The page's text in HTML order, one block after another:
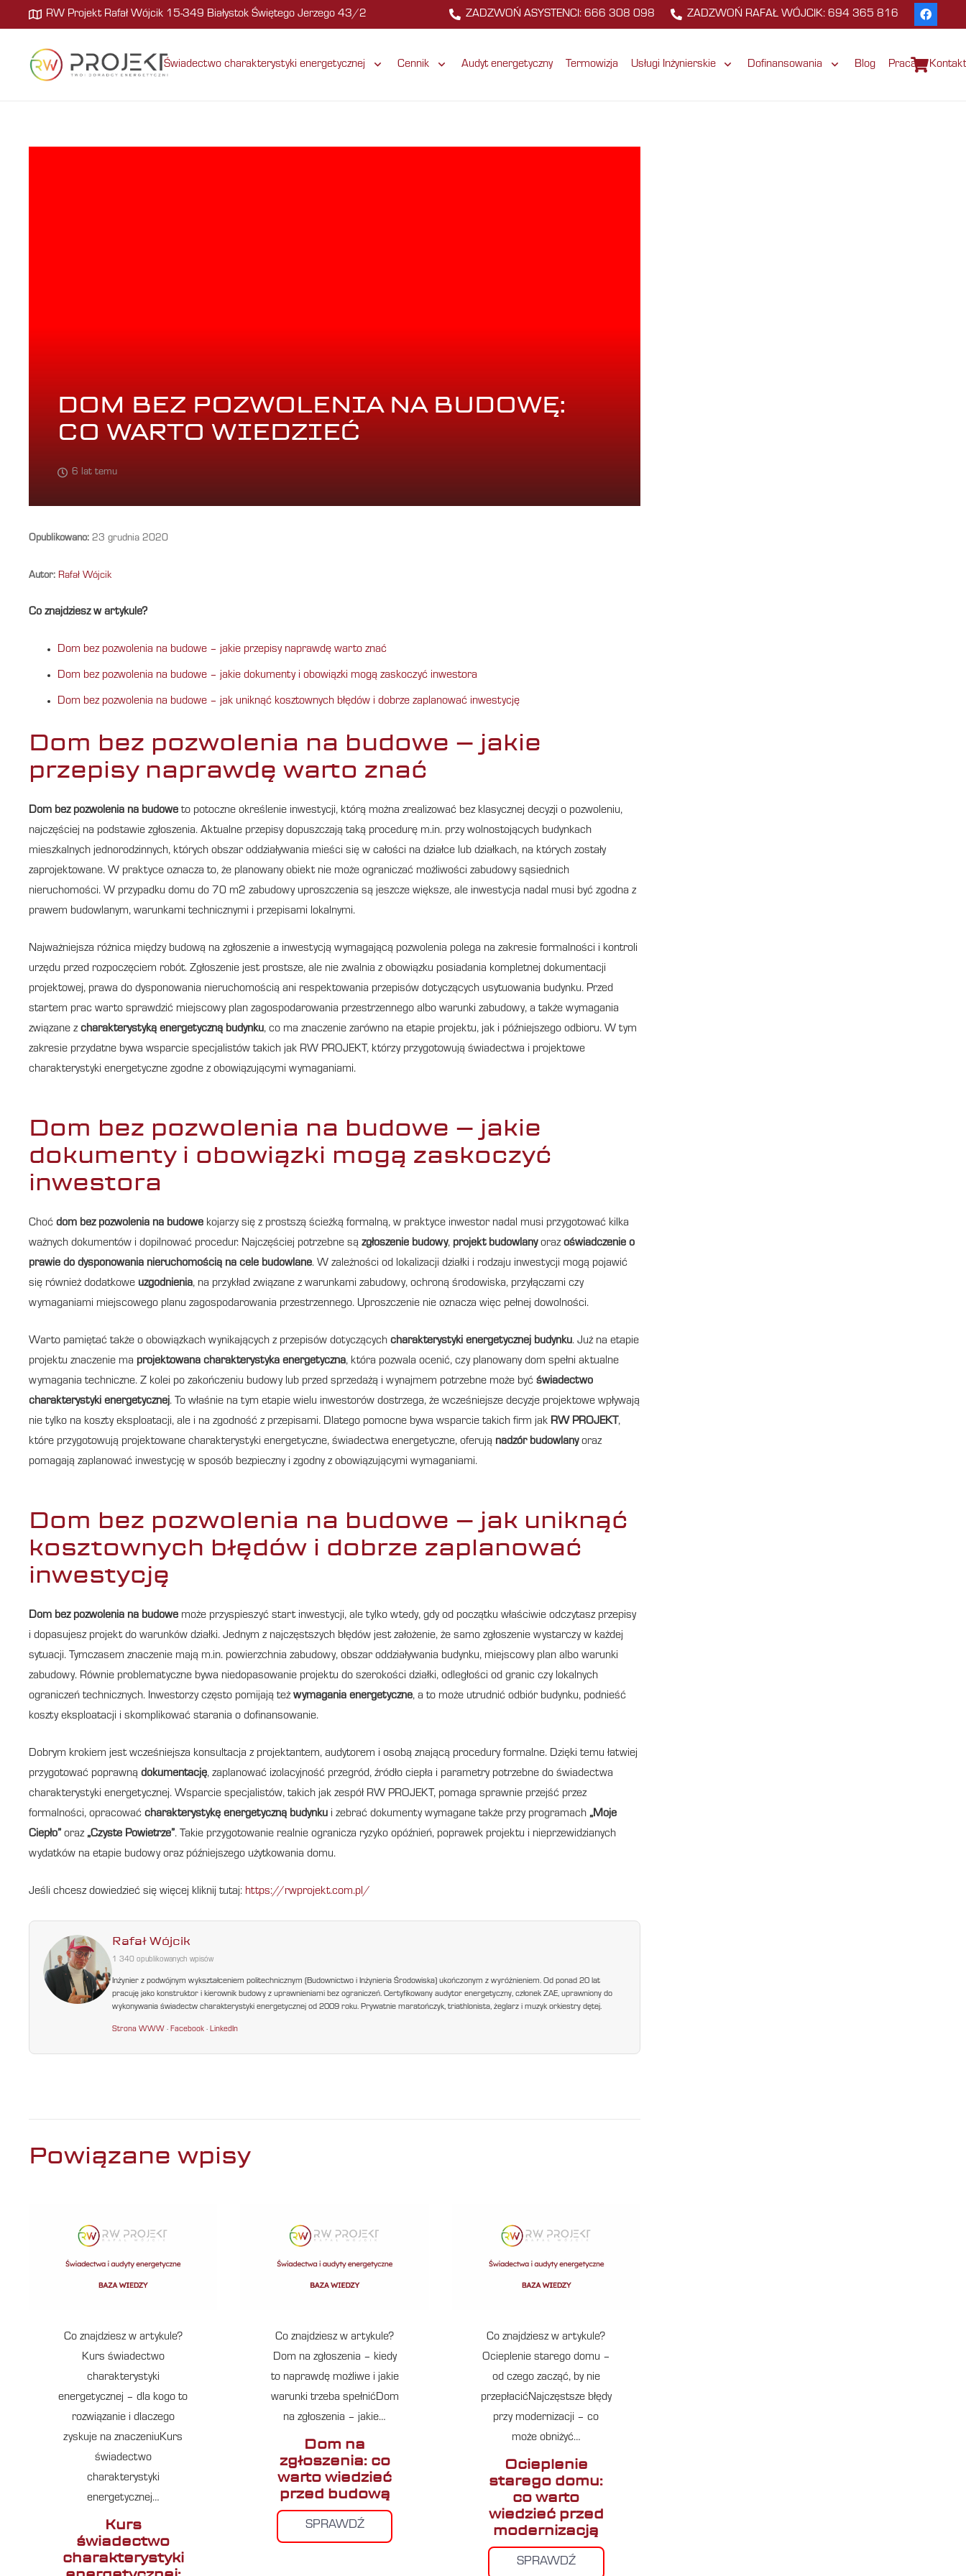
RW Projekt Rafał Wójcik 15-349 Białystok Świętego Jerzego 43/2 ZADZWOŃ ASYSTENCI: 666 308 098 ZADZWOŃ RAFAŁ WÓJCIK: 694 365 816
Świadectwo charakterystyki energetycznej Cennik Audyt energetyczny Termowizja Usługi Inżynierskie Dofinansowania Blog Praca Kontakt
DOM BEZ POZWOLENIA NA BUDOWĘ:
CO WARTO WIEDZIEĆ
6 lat temu
Opublikowano: 23 grudnia 2020
Autor: Rafał Wójcik
Co znajdziesz w artykule?
Dom bez pozwolenia na budowe – jakie przepisy naprawdę warto znać
Dom bez pozwolenia na budowe – jakie dokumenty i obowiązki mogą zaskoczyć inwestora
Dom bez pozwolenia na budowe – jak uniknąć kosztownych błędów i dobrze zaplanować inwestycję
Dom bez pozwolenia na budowe – jakie
przepisy naprawdę warto znać
Dom bez pozwolenia na budowe to potoczne określenie inwestycji, którą można zrealizować bez klasycznej decyzji o pozwoleniu,
najczęściej na podstawie zgłoszenia. Aktualne przepisy dopuszczają taką procedurę m.in. przy wolnostojących budynkach
mieszkalnych jednorodzinnych, których obszar oddziaływania mieści się w całości na działce lub działkach, na których zostały
zaprojektowane. W praktyce oznacza to, że planowany obiekt nie może ograniczać możliwości zabudowy sąsiednich
nieruchomości. W przypadku domu do 70 m2 zabudowy uproszczenia są jeszcze większe, ale inwestycja nadal musi być zgodna z
prawem budowlanym, warunkami technicznymi i przepisami lokalnymi.
Najważniejsza różnica między budową na zgłoszenie a inwestycją wymagającą pozwolenia polega na zakresie formalności i kontroli
urzędu przed rozpoczęciem robót. Zgłoszenie jest prostsze, ale nie zwalnia z obowiązku posiadania kompletnej dokumentacji
projektowej, prawa do dysponowania nieruchomością ani respektowania przepisów dotyczących usytuowania budynku. Przed
startem prac warto sprawdzić miejscowy plan zagospodarowania przestrzennego albo warunki zabudowy, a także wymagania
związane z charakterystyką energetyczną budynku, co ma znaczenie zarówno na etapie projektu, jak i późniejszego odbioru. W tym
zakresie przydatne bywa wsparcie specjalistów takich jak RW PROJEKT, którzy przygotowują świadectwa i projektowe
charakterystyki energetyczne zgodne z obowiązującymi wymaganiami.
Dom bez pozwolenia na budowe – jakie
dokumenty i obowiązki mogą zaskoczyć
inwestora
Choć dom bez pozwolenia na budowe kojarzy się z prostszą ścieżką formalną, w praktyce inwestor nadal musi przygotować kilka
ważnych dokumentów i dopilnować procedur. Najczęściej potrzebne są zgłoszenie budowy, projekt budowlanyoraz oświadczenie o
prawie do dysponowania nieruchomością na cele budowlane. W zależności od lokalizacji działki i rodzaju inwestycji mogą pojawić
się również dodatkowe uzgodnienia, na przykład związane z warunkami zabudowy, ochroną środowiska, przyłączami czy
wymaganiami miejscowego planu zagospodarowania przestrzennego. Uproszczenie nie oznacza więc pełnej dowolności.
Warto pamiętać także o obowiązkach wynikających z przepisów dotyczących charakterystyki energetycznej budynku. Już na etapie
projektu znaczenie ma projektowana charakterystyka energetyczna, która pozwala ocenić, czy planowany dom spełni aktualne
wymagania techniczne. Z kolei po zakończeniu budowy lub przed sprzedażą i wynajmem potrzebne może być świadectwo
charakterystyki energetycznej. To właśnie na tym etapie wielu inwestorów dostrzega, że wcześniejsze decyzje projektowe wpływają
nie tylko na koszty eksploatacji, ale i na zgodność z przepisami. Dlatego pomocne bywa wsparcie takich firm jak RW PROJEKT,
które przygotowują projektowane charakterystyki energetyczne, świadectwa energetyczne, oferują nadzór budowlanyoraz
pomagają zaplanować inwestycję w sposób bezpieczny i zgodny z obowiązującymi wymaganiami.
Dom bez pozwolenia na budowe – jak uniknąć
kosztownych błędów i dobrze zaplanować
inwestycję
Dom bez pozwolenia na budowe może przyspieszyć start inwestycji, ale tylko wtedy, gdy od początku właściwie odczytasz przepisy
i dopasujesz projekt do warunków działki. Jednym z najczęstszych błędów jest założenie, że samo zgłoszenie wystarczy w każdej
sytuacji. Tymczasem znaczenie mają m.in. powierzchnia zabudowy, obszar oddziaływania budynku, miejscowy plan albo warunki
zabudowy. Równie problematyczne bywa niedopasowanie projektu do szerokości działki, odległości od granic czy lokalnych
ograniczeń technicznych. Inwestorzy często pomijają też wymagania energetyczne, a to może utrudnić odbiór budynku, podnieść
koszty eksploatacji i skomplikować starania o dofinansowanie.
Dobrym krokiem jest wcześniejsza konsultacja z projektantem, audytorem i osobą znającą procedury formalne. Dzięki temu łatwiej
przygotować poprawną dokumentację, zaplanować izolacyjność przegród, źródło ciepła i parametry potrzebne do świadectwa
charakterystyki energetycznej. Wsparcie specjalistów, takich jak zespół RW PROJEKT, pomaga sprawnie przejść przez
formalności, opracować charakterystykę energetyczną budynku i zebrać dokumenty wymagane także przy programach „Moje
Ciepło” oraz „Czyste Powietrze”. Takie przygotowanie realnie ogranicza ryzyko opóźnień, poprawek projektu i nieprzewidzianych
wydatków na etapie budowy oraz późniejszego użytkowania domu.
Jeśli chcesz dowiedzieć się więcej kliknij tutaj: https://rwprojekt.com.pl/
Rafał Wójcik
1 340 opublikowanych wpisów
Inżynier z podwójnym wykształceniem politechnicznym (Budownictwo i Inżynieria Środowiska) ukończonym z wyróżnieniem. Od ponad 20 lat
pracuję jako konstruktor i kierownik budowy z uprawnieniami bez ograniczeń. Certyfikowany audytor energetyczny, członek ZAE, uprawniony do
wykonywania świadectw charakterystyki energetycznej od 2009 roku. Prywatnie maratończyk, triathlonista, żeglarz i muzyk orkiestry dętej.
Strona WWW ·Facebook ·LinkedIn
Powiązane wpisy
Co znajdziesz w artykule?
Kurs świadectwo
charakterystyki
energetycznej – dla kogo to
rozwiązanie i dlaczego
zyskuje na znaczeniuKurs
świadectwo
charakterystyki
energetycznej…
Kurs
świadectwo
charakterystyki
Co znajdziesz w artykule?
Dom na zgłoszenia – kiedy
to naprawdę możliwe i jakie
warunki trzeba spełnićDom
na zgłoszenia – jakie…
Dom na
zgłoszenia: co
warto wiedzieć
przed budową
SPRAWDŹ
Co znajdziesz w artykule?
Ocieplenie starego domu –
od czego zacząć, by nie
przepłacićNajczęstsze błędy
przy modernizacji – co
może obniżyć…
Ocieplenie
starego domu:
co warto
wiedzieć przed
modernizacją
SPRAWDŹ